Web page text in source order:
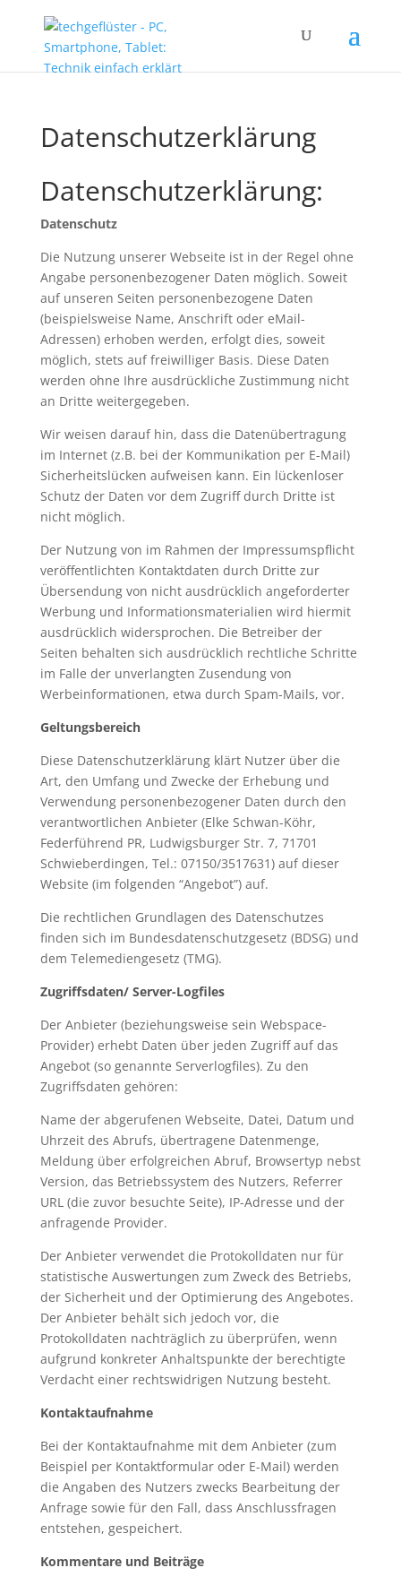
Datenschutzerklärung
Datenschutzerklärung:
Datenschutz
Die Nutzung unserer Webseite ist in der Regel ohne
Angabe personenbezogener Daten möglich. Soweit
auf unseren Seiten personenbezogene Daten
(beispielsweise Name, Anschrift oder eMail-
Adressen) erhoben werden, erfolgt dies, soweit
möglich, stets auf freiwilliger Basis. Diese Daten
werden ohne Ihre ausdrückliche Zustimmung nicht
an Dritte weitergegeben.
Wir weisen darauf hin, dass die Datenübertragung
im Internet (z.B. bei der Kommunikation per E-Mail)
Sicherheitslücken aufweisen kann. Ein lückenloser
Schutz der Daten vor dem Zugriff durch Dritte ist
nicht möglich.
Der Nutzung von im Rahmen der Impressumspflicht
veröffentlichten Kontaktdaten durch Dritte zur
Übersendung von nicht ausdrücklich angeforderter
Werbung und Informationsmaterialien wird hiermit
ausdrücklich widersprochen. Die Betreiber der
Seiten behalten sich ausdrücklich rechtliche Schritte
im Falle der unverlangten Zusendung von
Werbeinformationen, etwa durch Spam-Mails, vor.
Geltungsbereich
Diese Datenschutzerklärung klärt Nutzer über die
Art, den Umfang und Zwecke der Erhebung und
Verwendung personenbezogener Daten durch den
verantwortlichen Anbieter (Elke Schwan-Köhr,
Federführend PR, Ludwigsburger Str. 7, 71701
Schwieberdingen, Tel.: 07150/3517631) auf dieser
Website (im folgenden “Angebot”) auf.
Die rechtlichen Grundlagen des Datenschutzes
finden sich im Bundesdatenschutzgesetz (BDSG) und
dem Telemediengesetz (TMG).
Zugriffsdaten/ Server-Logfiles
Der Anbieter (beziehungsweise sein Webspace-
Provider) erhebt Daten über jeden Zugriff auf das
Angebot (so genannte Serverlogfiles). Zu den
Zugriffsdaten gehören:
Name der abgerufenen Webseite, Datei, Datum und
Uhrzeit des Abrufs, übertragene Datenmenge,
Meldung über erfolgreichen Abruf, Browsertyp nebst
Version, das Betriebssystem des Nutzers, Referrer
URL (die zuvor besuchte Seite), IP-Adresse und der
anfragende Provider.
Der Anbieter verwendet die Protokolldaten nur für
statistische Auswertungen zum Zweck des Betriebs,
der Sicherheit und der Optimierung des Angebotes.
Der Anbieter behält sich jedoch vor, die
Protokolldaten nachträglich zu überprüfen, wenn
aufgrund konkreter Anhaltspunkte der berechtigte
Verdacht einer rechtswidrigen Nutzung besteht.
Kontaktaufnahme
Bei der Kontaktaufnahme mit dem Anbieter (zum
Beispiel per Kontaktformular oder E-Mail) werden
die Angaben des Nutzers zwecks Bearbeitung der
Anfrage sowie für den Fall, dass Anschlussfragen
entstehen, gespeichert.
Kommentare und Beiträge